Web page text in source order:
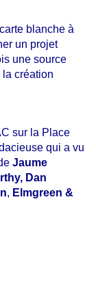
blanche à
un projet
une source
la création
sur la Place
qui a vu
Jaume
Dan
, Elmgreen &